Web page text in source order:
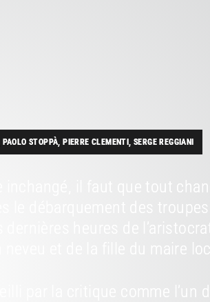
STOPPÀ, PIERRE CLEMENTI, SERGE REGGIANI
inchangé, il faut que tout
le débarquement des
dernières heures de
neveu et de la fille du maire
par la critique comme l’un